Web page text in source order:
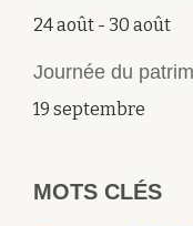
24 août - 30 août
Journée du
19 septembre
MOTS CLÉS